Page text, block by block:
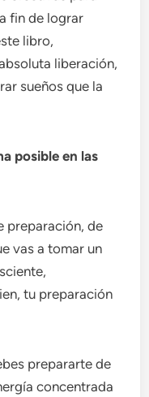
fin de lograr
libro,
liberación,
sueños que la
posible en las
preparación, de
vas a tomar un
tu preparación
prepararte de
concentrada